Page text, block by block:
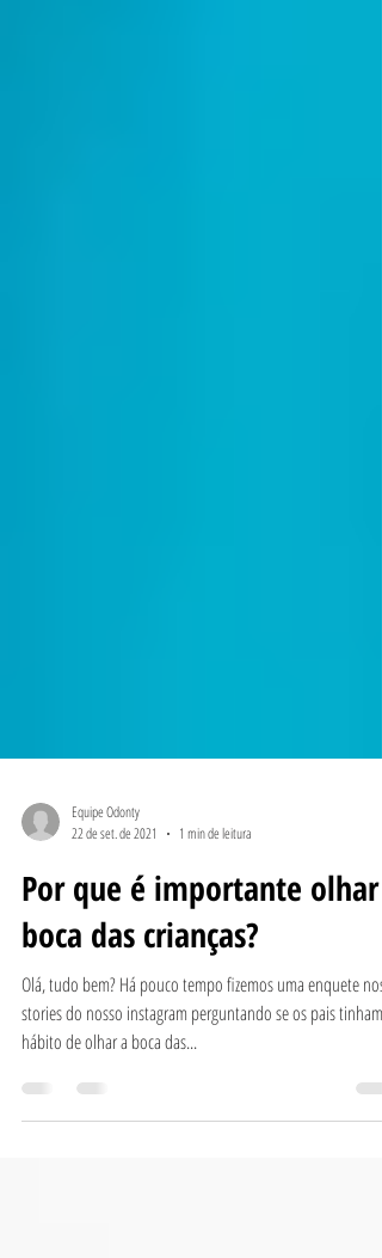
Equipe Odonty
22 de set. de 2021
1 min de leitura
Por que é importante olhar a
boca das crianças?
Olá, tudo bem? Há pouco tempo fizemos uma enquete nos
stories do nosso instagram perguntando se os pais tinham